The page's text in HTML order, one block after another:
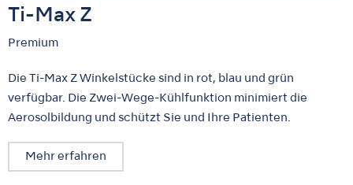
Ti-Max Z
Premium
Die Ti-Max Z Winkelstücke sind in rot, blau und grün
verfügbar. Die Zwei-Wege-Kühlfunktion minimiert die
Aerosolbildung und schützt Sie und Ihre Patienten.
Mehr erfahren